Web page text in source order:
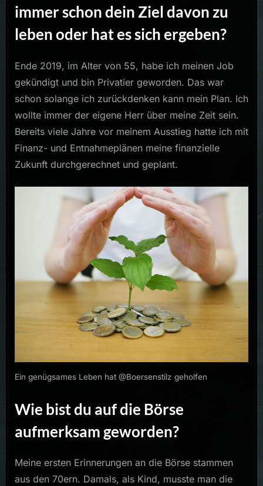
immer schon dein Ziel davon zu
leben oder hat es sich ergeben?
Ende 2019, im Alter von 55, habe ich meinen Job
gekündigt und bin Privatier geworden. Das war
schon solange ich zurückdenken kann mein Plan. Ich
wollte immer der eigene Herr über meine Zeit sein.
Bereits viele Jahre vor meinem Ausstieg hatte ich mit
Finanz- und Entnahmeplänen meine finanzielle
Zukunft durchgerechnet und geplant.
Ein genügsames Leben hat @Boersenstilz geholfen
Wie bist du auf die Börse
aufmerksam geworden?
Meine ersten Erinnerungen an die Börse stammen
aus den 70ern. Damals, als Kind, musste man die